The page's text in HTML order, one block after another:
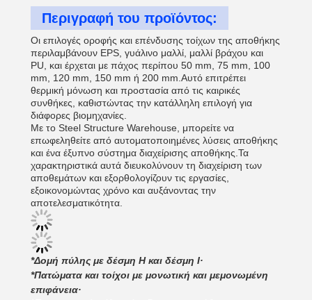
Περιγραφή του προϊόντος:
Οι επιλογές οροφής και επένδυσης τοίχων της αποθήκης
περιλαμβάνουν EPS, γυάλινο μαλλί, μαλλί βράχου και
PU, και έρχεται με πάχος περίπου 50 mm, 75 mm, 100
mm, 120 mm, 150 mm ή 200 mm.Αυτό επιτρέπει
θερμική μόνωση και προστασία από τις καιρικές
συνθήκες, καθιστώντας την κατάλληλη επιλογή για
διάφορες βιομηχανίες.
Με το Steel Structure Warehouse, μπορείτε να
επωφεληθείτε από αυτοματοποιημένες λύσεις αποθήκης
και ένα έξυπνο σύστημα διαχείρισης αποθήκης.Τα
χαρακτηριστικά αυτά διευκολύνουν τη διαχείριση των
αποθεμάτων και εξορθολογίζουν τις εργασίες,
εξοικονομώντας χρόνο και αυξάνοντας την
αποτελεσματικότητα.
*Δομή πύλης με δέσμη H και δέσμη I·
*Πατώματα και τοίχοι με μονωτική και μεμονωμένη
επιφάνεια·